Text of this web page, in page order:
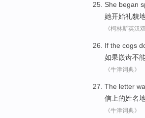
She began
她开始礼貌
《柯林斯英汉
If the cogs
如果嵌齿不
《牛津词典》
The letter
信 上的姓名
《牛津词典》